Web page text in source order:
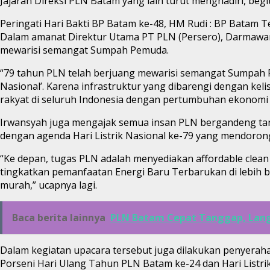
Peringati Hari Bakti BP Batam ke-48, HM Rudi : BP Batam
Dalam amanat Direktur Utama PT PLN (Persero),
mewarisi semangat Sumpah Pemuda.
“79 tahun PLN telah berjuang mewarisi semangat
Nasional’. Karena infrastruktur yang dibarengi dengan
rakyat di seluruh Indonesia dengan pertumbuhan ekonomi
Irwansyah juga mengajak semua insan PLN bergandeng
dengan agenda Hari Listrik Nasional ke-79 yang
“Ke depan, tugas PLN adalah menyediakan affordable
tingkatkan pemanfaatan Energi Baru Terbarukan di lebih
murah,” ucapnya lagi.
Baca berita lainnya PLN Batam Cepat Tanggap,
Dalam kegiatan upacara tersebut juga dilakukan
Porseni Hari Ulang Tahun PLN Batam ke-24 dan Hari